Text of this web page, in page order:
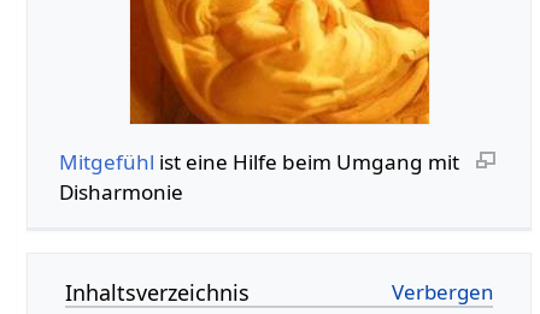
Mitgefühl ist eine Hilfe beim Umgang mit
Disharmonie
Inhaltsverzeichnis